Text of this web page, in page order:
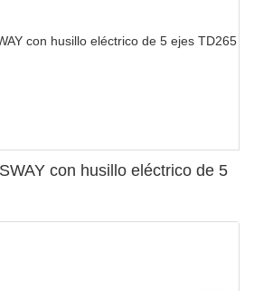
con husillo eléctrico de 5